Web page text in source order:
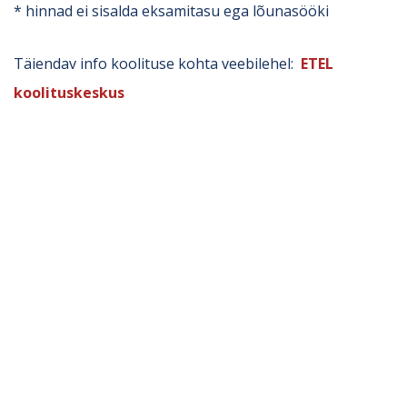
* hinnad ei sisalda eksamitasu ega lõunasööki
Täiendav info koolituse kohta veebilehel: ETEL
koolituskeskus